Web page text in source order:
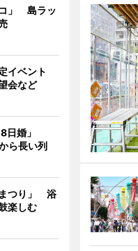
」 島ラッ
イベント
会など
8日婚」
ら長い列
つり」 浴
楽しむ